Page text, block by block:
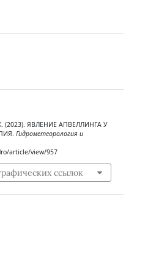
(2023). ЯВЛЕНИЕ АПВЕЛЛИНГА У
Гидрометеорология и
article/view/957
ссылок